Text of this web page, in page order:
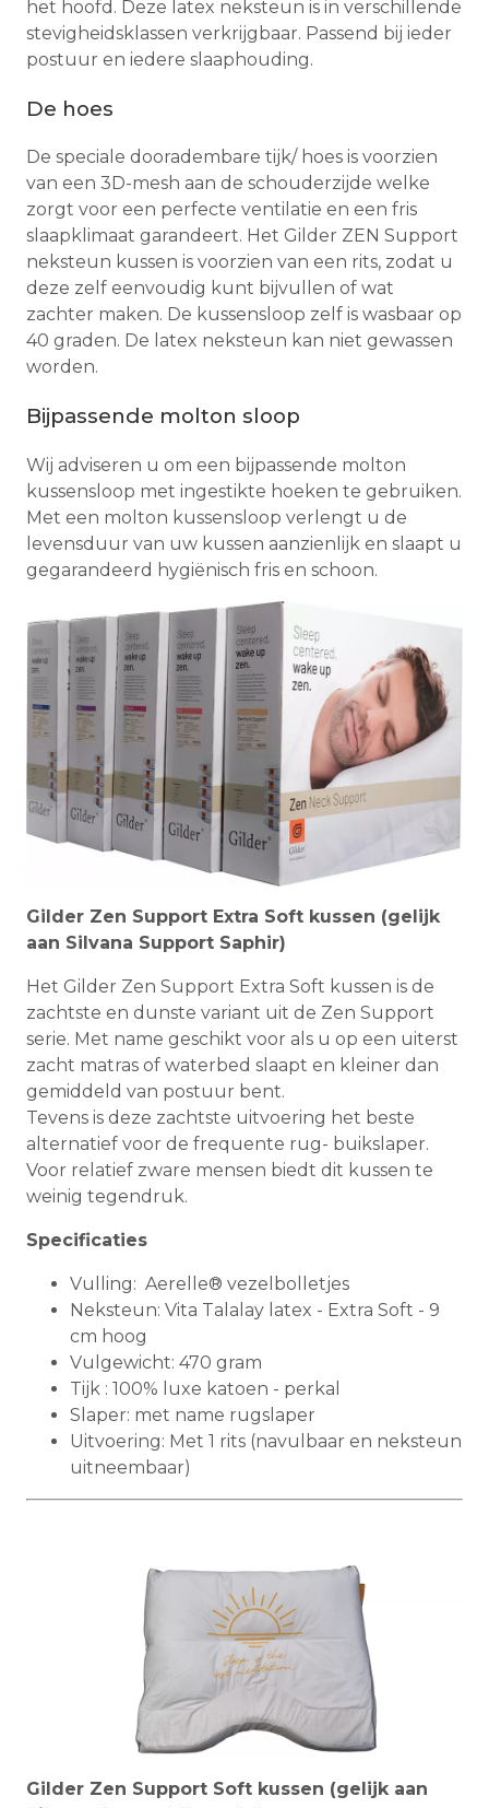
het hoofd. Deze latex neksteun is in verschillende
stevigheidsklassen verkrijgbaar. Passend bij ieder
postuur en iedere slaaphouding.
De hoes
De speciale dooradembare tijk/ hoes is voorzien
van een 3D-mesh aan de schouderzijde welke
zorgt voor een perfecte ventilatie en een fris
slaapklimaat garandeert. Het Gilder ZEN Support
neksteun kussen is voorzien van een rits, zodat u
deze zelf eenvoudig kunt bijvullen of wat
zachter maken. De kussensloop zelf is wasbaar op
40 graden. De latex neksteun kan niet gewassen
worden.
Bijpassende molton sloop
Wij adviseren u om een bijpassende molton
kussensloop met ingestikte hoeken te gebruiken.
Met een molton kussensloop verlengt u de
levensduur van uw kussen aanzienlijk en slaapt u
gegarandeerd hygiënisch fris en schoon.
Gilder Zen Support Extra Soft kussen (gelijk
aan Silvana Support Saphir)
Het Gilder Zen Support Extra Soft kussen is de
zachtste en dunste variant uit de Zen Support
serie. Met name geschikt voor als u op een uiterst
zacht matras of waterbed slaapt en kleiner dan
gemiddeld van postuur bent.
Tevens is deze zachtste uitvoering het beste
alternatief voor de frequente rug- buikslaper.
Voor relatief zware mensen biedt dit kussen te
weinig tegendruk.
Specificaties
Vulling: Aerelle® vezelbolletjes
Neksteun: Vita Talalay latex - Extra Soft - 9
cm hoog
Vulgewicht: 470 gram
Tijk : 100% luxe katoen - perkal
Slaper: met name rugslaper
Uitvoering: Met 1 rits (navulbaar en neksteun
uitneembaar)
Gilder Zen Support Soft kussen (gelijk aan